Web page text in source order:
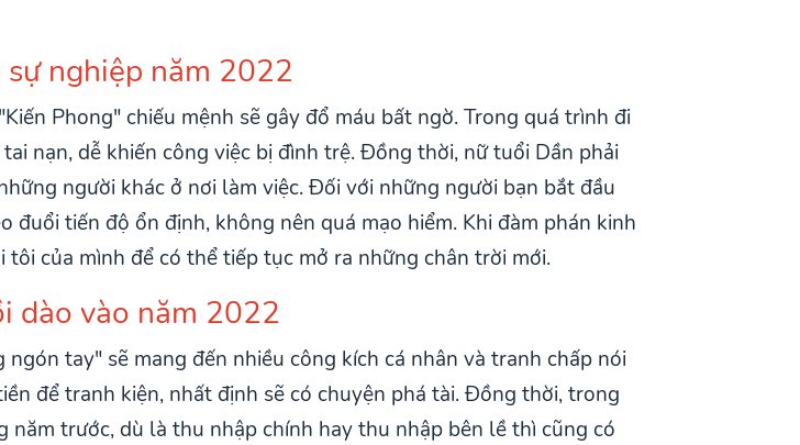
nghiệp năm 2022
Phong" chiếu mệnh sẽ gây đổ máu bất ngờ. Trong quá trình đi
nạn, dễ khiến công việc bị đình trệ. Đồng thời, nữ tuổi Dần phải
người khác ở nơi làm việc. Đối với những người bạn bắt đầu
đuổi tiến độ ổn định, không nên quá mạo hiểm. Khi đàm phán kinh
của mình để có thể tiếp tục mở ra những chân trời mới.
dào vào năm 2022
tay" sẽ mang đến nhiều công kích cá nhân và tranh chấp nói
để tranh kiện, nhất định sẽ có chuyện phá tài. Đồng thời, trong
năm trước, dù là thu nhập chính hay thu nhập bên lề thì cũng có